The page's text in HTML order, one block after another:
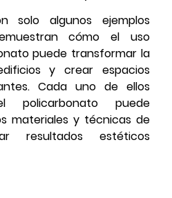
solo algunos ejemplos
cómo el uso
puede transformar la
y crear espacios
Cada uno de ellos
policarbonato puede
materiales y técnicas de
resultados estéticos